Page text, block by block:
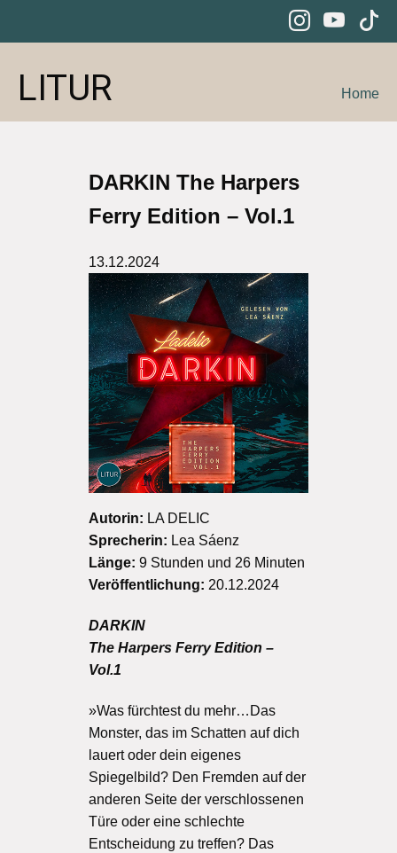
LITUR Home
DARKIN The Harpers
Ferry Edition – Vol.1
13.12.2024
Autorin: LA DELIC
Sprecherin: Lea Sáenz
Länge: 9 Stunden und 26 Minuten
Veröffentlichung: 20.12.2024
DARKIN
The Harpers Ferry Edition –
Vol.1
»Was fürchtest du mehr…Das
Monster, das im Schatten auf dich
lauert oder dein eigenes
Spiegelbild? Den Fremden auf der
anderen Seite der verschlossenen
Türe oder eine schlechte
Entscheidung zu treffen? Das